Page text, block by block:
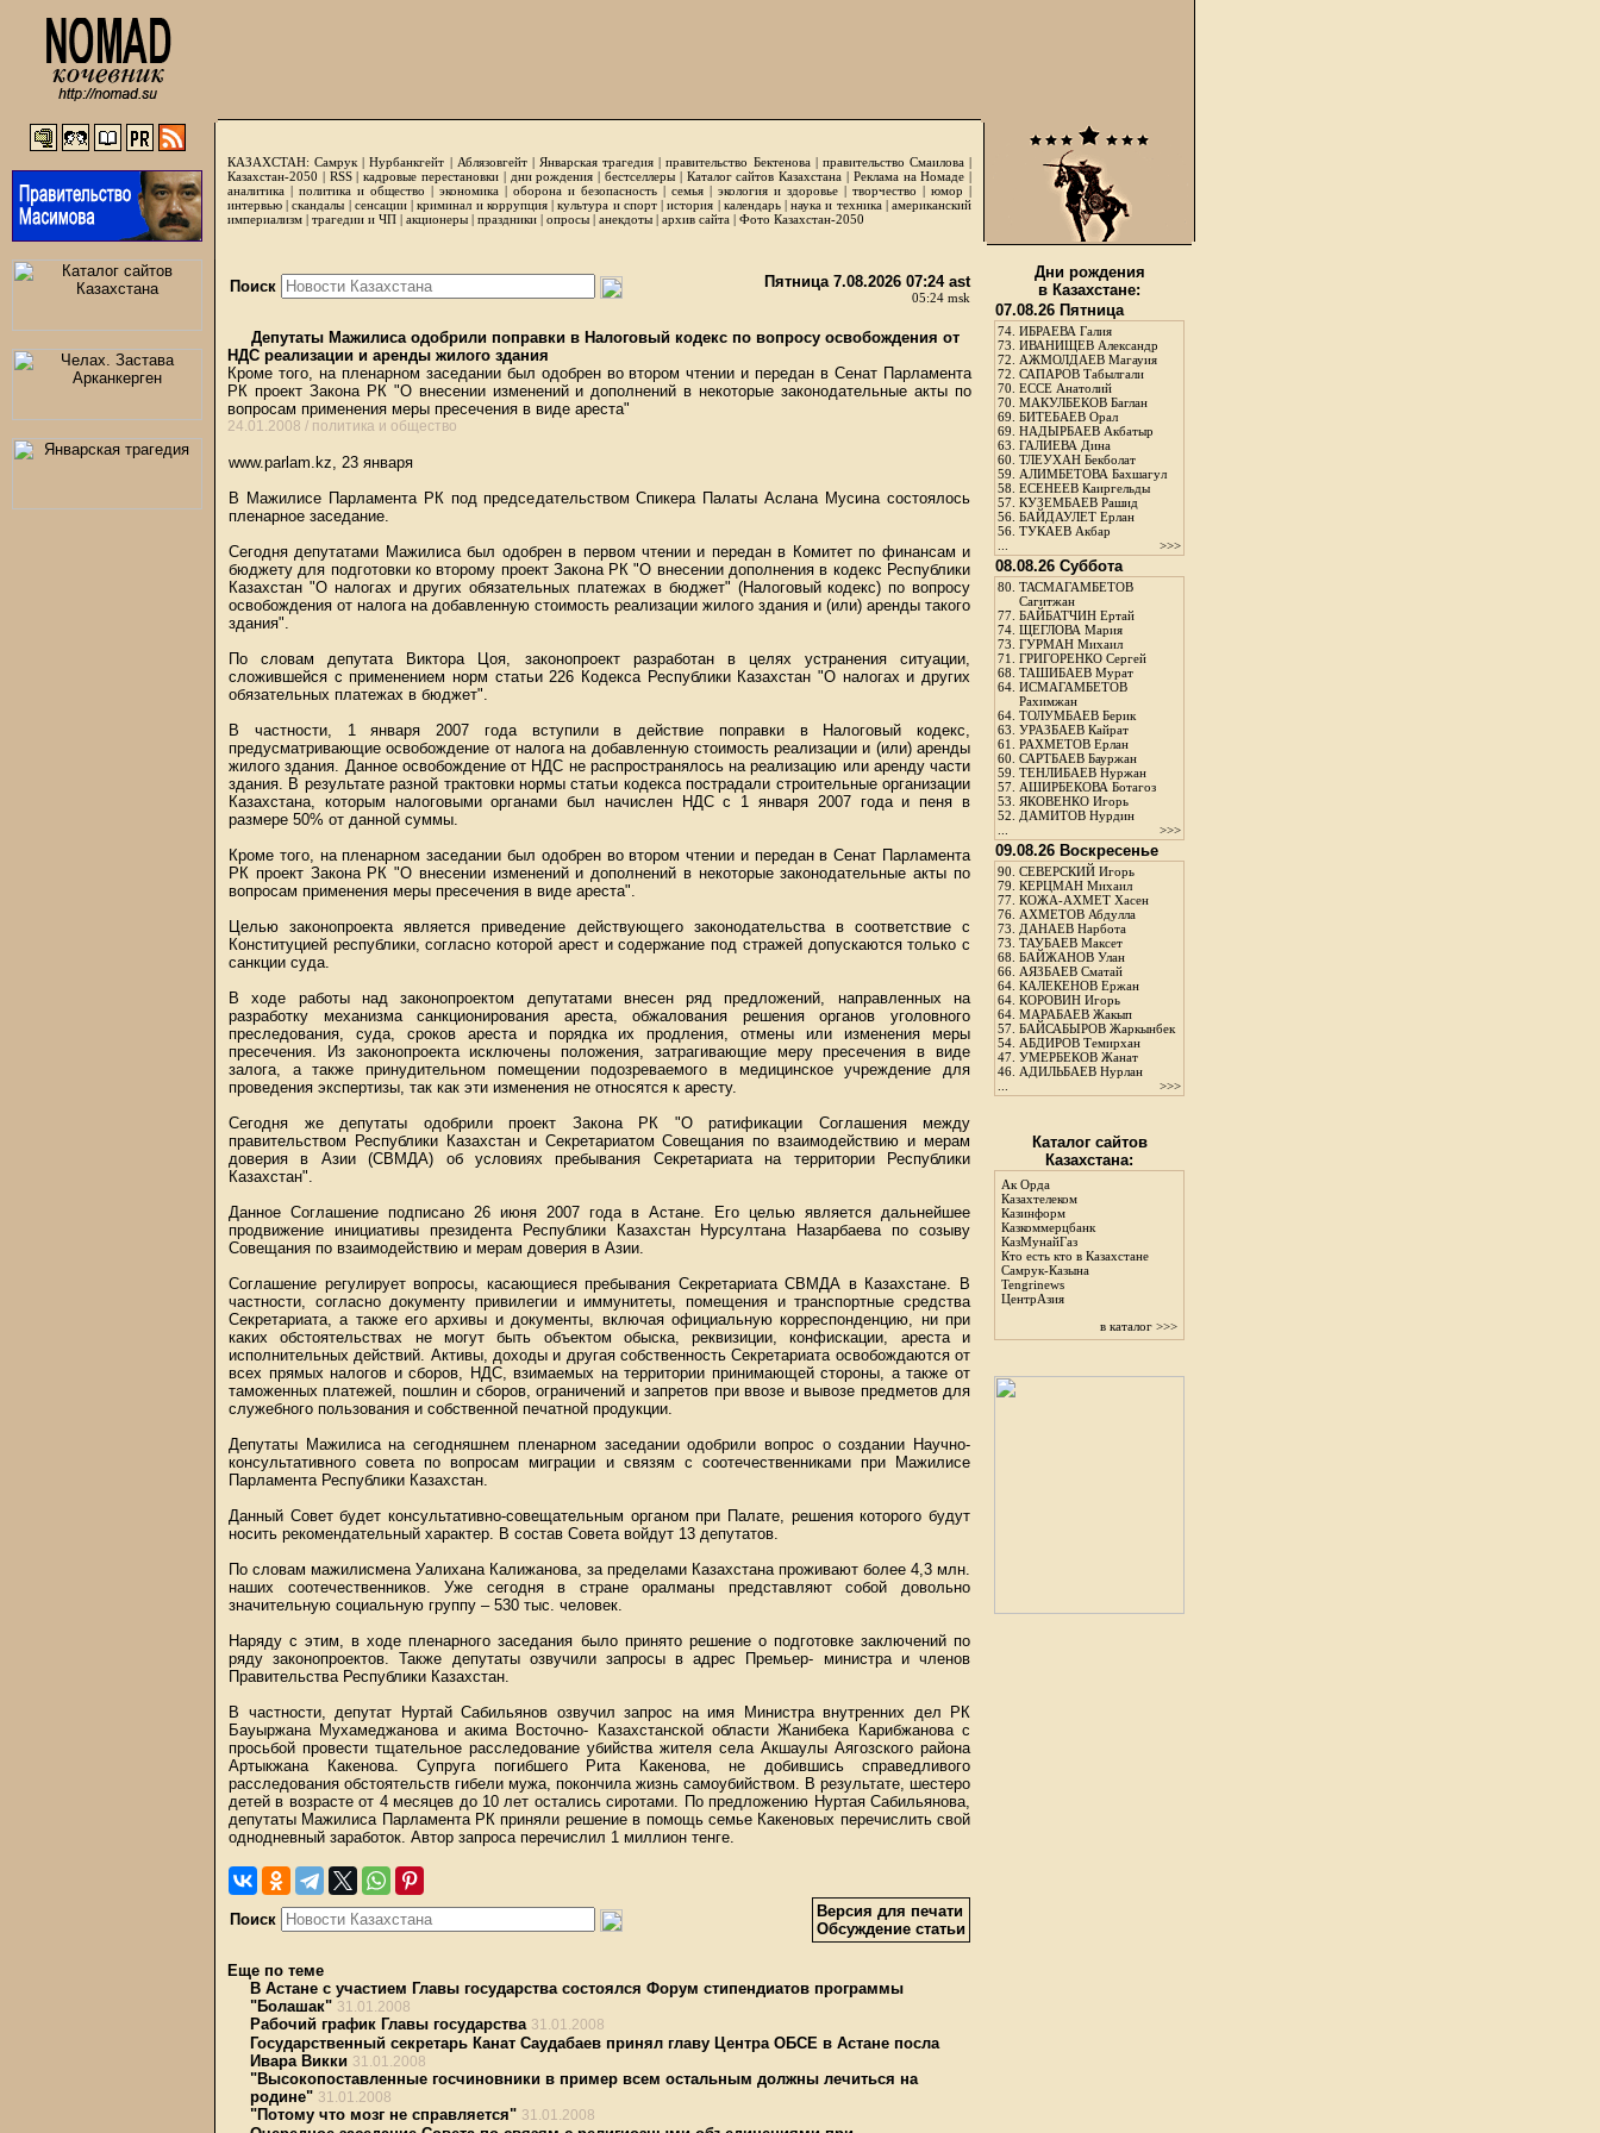
КАЗАХСТАН: Самрук |Нурбанкгейт | Аблязовгейт| Январская трагедия |правительство Бектенова| правительство Смаилова|
Казахстан-2050 | RSS|кадровые перестановки| дни рождения | бестселлеры| Каталог сайтов Казахстана | Реклама на Номаде |
аналитика | политика и общество | экономика | оборона и безопасность | семья | экология и здоровье | творчество | юмор |
интервью |скандалы | сенсации|криминал и коррупция|культура и спорт|история | календарь|наука и техника|американский
империализм | трагедии и ЧП | акционеры | праздники | опросы | анекдоты | архив сайта | Фото Казахстан-2050
Поиск Пятница 7.08.2026 07:24 ast
05:24 msk
Депутаты Мажилиса одобрили поправки в Налоговый кодекс по вопросу освобождения от
НДС реализации и аренды жилого здания
Кроме того, на пленарном заседании был одобрен во втором чтении и передан в Сенат Парламента
РК проект Закона РК "О внесении изменений и дополнений в некоторые законодательные акты по
вопросам применения меры пресечения в виде ареста"
24.01.2008 / политика и общество
www.parlam.kz, 23 января
В Мажилисе Парламента РК под председательством Спикера Палаты Аслана Мусина состоялось
пленарное заседание.
Сегодня депутатами Мажилиса был одобрен в первом чтении и передан в Комитет по финансам и
бюджету для подготовки ко второму проект Закона РК "О внесении дополнения в кодекс Республики
Казахстан "О налогах и других обязательных платежах в бюджет" (Налоговый кодекс) по вопросу
освобождения от налога на добавленную стоимость реализации жилого здания и (или) аренды такого
здания".
По словам депутата Виктора Цоя, законопроект разработан в целях устранения ситуации,
сложившейся с применением норм статьи 226 Кодекса Республики Казахстан "О налогах и других
обязательных платежах в бюджет".
В частности, 1 января 2007 года вступили в действие поправки в Налоговый кодекс,
предусматривающие освобождение от налога на добавленную стоимость реализации и (или) аренды
жилого здания. Данное освобождение от НДС не распространялось на реализацию или аренду части
здания. В результате разной трактовки нормы статьи кодекса пострадали строительные организации
Казахстана, которым налоговыми органами был начислен НДС с 1 января 2007 года и пеня в
размере 50% от данной суммы.
Кроме того, на пленарном заседании был одобрен во втором чтении и передан в Сенат Парламента
РК проект Закона РК "О внесении изменений и дополнений в некоторые законодательные акты по
вопросам применения меры пресечения в виде ареста".
Целью законопроекта является приведение действующего законодательства в соответствие с
Конституцией республики, согласно которой арест и содержание под стражей допускаются только с
санкции суда.
В ходе работы над законопроектом депутатами внесен ряд предложений, направленных на
разработку механизма санкционирования ареста, обжалования решения органов уголовного
преследования, суда, сроков ареста и порядка их продления, отмены или изменения меры
пресечения. Из законопроекта исключены положения, затрагивающие меру пресечения в виде
залога, а также принудительном помещении подозреваемого в медицинское учреждение для
проведения экспертизы, так как эти изменения не относятся к аресту.
Сегодня же депутаты одобрили проект Закона РК "О ратификации Соглашения между
правительством Республики Казахстан и Секретариатом Совещания по взаимодействию и мерам
доверия в Азии (СВМДА) об условиях пребывания Секретариата на территории Республики
Казахстан".
Данное Соглашение подписано 26 июня 2007 года в Астане. Его целью является дальнейшее
продвижение инициативы президента Республики Казахстан Нурсултана Назарбаева по созыву
Совещания по взаимодействию и мерам доверия в Азии.
Соглашение регулирует вопросы, касающиеся пребывания Секретариата СВМДА в Казахстане. В
частности, согласно документу привилегии и иммунитеты, помещения и транспортные средства
Секретариата, а также его архивы и документы, включая официальную корреспонденцию, ни при
каких обстоятельствах не могут быть объектом обыска, реквизиции, конфискации, ареста и
исполнительных действий. Активы, доходы и другая собственность Секретариата освобождаются от
всех прямых налогов и сборов, НДС, взимаемых на территории принимающей стороны, а также от
таможенных платежей, пошлин и сборов, ограничений и запретов при ввозе и вывозе предметов для
служебного пользования и собственной печатной продукции.
Депутаты Мажилиса на сегодняшнем пленарном заседании одобрили вопрос о создании Научно-
консультативного совета по вопросам миграции и связям с соотечественниками при Мажилисе
Парламента Республики Казахстан.
Данный Совет будет консультативно-совещательным органом при Палате, решения которого будут
носить рекомендательный характер. В состав Совета войдут 13 депутатов.
По словам мажилисмена Уалихана Калижанова, за пределами Казахстана проживают более 4,3 млн.
наших соотечественников. Уже сегодня в стране оралманы представляют собой довольно
значительную социальную группу – 530 тыс. человек.
Наряду с этим, в ходе пленарного заседания было принято решение о подготовке заключений по
ряду законопроектов. Также депутаты озвучили запросы в адрес Премьер- министра и членов
Правительства Республики Казахстан.
В частности, депутат Нуртай Сабильянов озвучил запрос на имя Министра внутренних дел РК
Бауыржана Мухамеджанова и акима Восточно- Казахстанской области Жанибека Карибжанова с
просьбой провести тщательное расследование убийства жителя села Акшаулы Аягозского района
Артыкжана Какенова. Супруга погибшего Рита Какенова, не добившись справедливого
расследования обстоятельств гибели мужа, покончила жизнь самоубийством. В результате, шестеро
детей в возрасте от 4 месяцев до 10 лет остались сиротами. По предложению Нуртая Сабильянова,
депутаты Мажилиса Парламента РК приняли решение в помощь семье Какеновых перечислить свой
однодневный заработок. Автор запроса перечислил 1 миллион тенге.
Поиск
Версия для печати
Обсуждение статьи
Еще по теме
В Астане с участием Главы государства состоялся Форум стипендиатов программы
"Болашак" 31.01.2008
Рабочий график Главы государства 31.01.2008
Государственный секретарь Канат Саудабаев принял главу Центра ОБСЕ в Астане посла
Ивара Викки 31.01.2008
"Высокопоставленные госчиновники в пример всем остальным должны лечиться на
родине" 31.01.2008
"Потому что мозг не справляется" 31.01.2008
Дни рождения
в Казахстане:
07.08.26 Пятница
74. ИБРАЕВА Галия
73. ИВАНИЩЕВ Александр
72. АЖМОЛДАЕВ Магауия
72. САПАРОВ Табылгали
70. ЕССЕ Анатолий
70. МАКУЛБЕКОВ Баглан
69. БИТЕБАЕВ Орал
69. НАДЫРБАЕВ Акбатыр
63. ГАЛИЕВА Дина
60. ТЛЕУХАН Бекболат
59. АЛИМБЕТОВА Бахшагул
58. ЕСЕНЕЕВ Каиргельды
57. КУЗЕМБАЕВ Рашид
56. БАЙДАУЛЕТ Ерлан
56. ТУКАЕВ Акбар
>>>
08.08.26 Суббота
80. ТАСМАГАМБЕТОВ
Сагитжан
77. БАЙБАТЧИН Ертай
74. ЩЕГЛОВА Мария
73. ГУРМАН Михаил
71. ГРИГОРЕНКО Сергей
68. ТАШИБАЕВ Мурат
64. ИСМАГАМБЕТОВ
Рахимжан
64. ТОЛУМБАЕВ Берик
63. УРАЗБАЕВ Кайрат
61. РАХМЕТОВ Ерлан
60. САРТБАЕВ Бауржан
59. ТЕНЛИБАЕВ Нуржан
57. АШИРБЕКОВА Ботагоз
53. ЯКОВЕНКО Игорь
52. ДАМИТОВ Нурдин
>>>
09.08.26 Воскресенье
90. СЕВЕРСКИЙ Игорь
79. КЕРЦМАН Михаил
77. КОЖА-АХМЕТ Хасен
76. АХМЕТОВ Абдулла
73. ДАНАЕВ Нарбота
73. ТАУБАЕВ Максет
68. БАЙЖАНОВ Улан
66. АЯЗБАЕВ Сматай
64. КАЛЕКЕНОВ Ержан
64. КОРОВИН Игорь
64. МАРАБАЕВ Жакып
57. БАЙСАБЫРОВ Жаркынбек
54. АБДИРОВ Темирхан
47. УМЕРБЕКОВ Жанат
46. АДИЛЬБАЕВ Нурлан
>>>
Каталог сайтов
Казахстана:
Ак Орда
Казахтелеком
Казинформ
Казкоммерцбанк
КазМунайГаз
Кто есть кто в Казахстане
Самрук-Казына
Tengrinews
ЦентрАзия
в каталог >>>